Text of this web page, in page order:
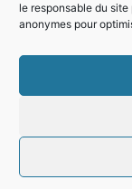
le responsable du
anonymes pour